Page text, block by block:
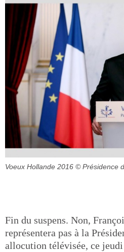
Voeux Hollande 2016 © Présidence
Fin du suspens. Non,
représentera pas à la
allocution télévisée, ce